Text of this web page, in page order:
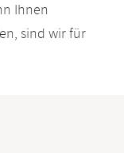
Ihnen
sind wir für